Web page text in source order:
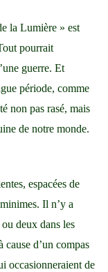
la Lumière » est
pourrait
guerre. Et
période, comme
non pas rasé, mais
de notre monde.
espacées de
Il n’y a
deux dans les
cause d’un compas
occasionneraient de